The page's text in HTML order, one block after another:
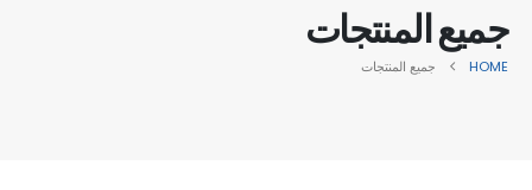
جميع المنتجات
HOME جميع المنتجات